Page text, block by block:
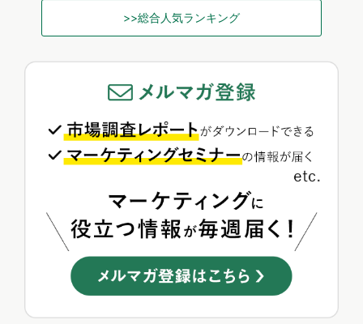
>>総合人気ランキング